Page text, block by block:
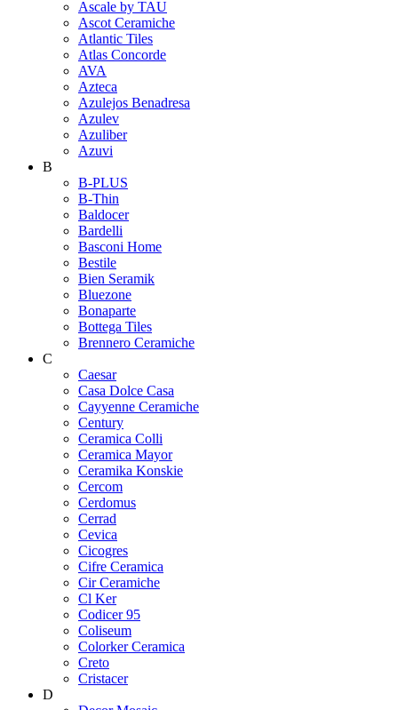
Ascale by TAU
Ascot Ceramiche
Atlantic Tiles
Atlas Concorde
AVA
Azteca
Azulejos Benadresa
Azulev
Azuliber
Azuvi
B
B-PLUS
B-Thin
Baldocer
Bardelli
Basconi Home
Bestile
Bien Seramik
Bluezone
Bonaparte
Bottega Tiles
Brennero Ceramiche
C
Caesar
Casa Dolce Casa
Cayyenne Ceramiche
Century
Ceramica Colli
Ceramica Mayor
Ceramika Konskie
Cercom
Cerdomus
Cerrad
Cevica
Cicogres
Cifre Ceramica
Cir Ceramiche
Cl Ker
Codicer 95
Coliseum
Colorker Ceramica
Creto
Cristacer
D